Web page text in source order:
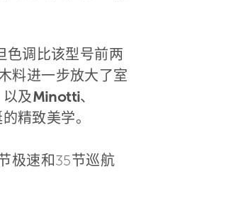
色调比该型号前两
料进一步放大了室
以及Minotti、
精致美学。
极速和35节巡航